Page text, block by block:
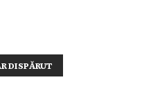
DISPĂRUT